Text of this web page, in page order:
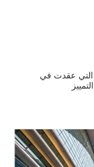
التي عقدت في